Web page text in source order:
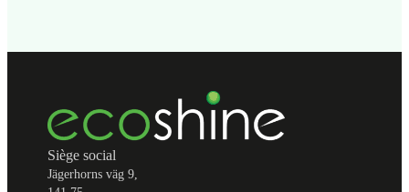
Siège social
Jägerhorns väg 9,